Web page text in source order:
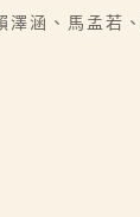
涵、馬孟若